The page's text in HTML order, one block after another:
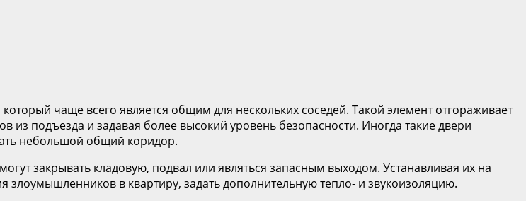
чаще всего является общим для нескольких соседей. Такой элемент отгораживает
подъезда и задавая более высокий уровень безопасности. Иногда такие двери
небольшой общий коридор.
закрывать кладовую, подвал или являться запасным выходом. Устанавливая их на
в квартиру, задать дополнительную тепло- и звукоизоляцию.